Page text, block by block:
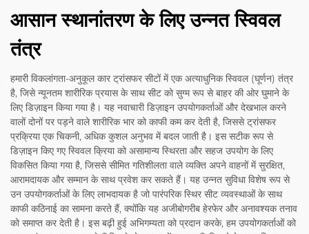
आसान स्थानांतरण के लिए उन्नत स्विवल
तंत्र
हमारी विकलांगता-अनुकूल कार ट्रांसफर सीटों में एक अत्याधुनिक स्विवल (घूर्णन) तंत्र
है, जिसे न्यूनतम शारीरिक प्रयास के साथ सीट को सुग्म रूप से बाहर की ओर घुमाने के
लिए डिज़ाइन किया गया है। यह नवाचारी डिज़ाइन उपयोगकर्ताओं और देखभाल करने
वालों दोनों पर पड़ने वाले शारीरिक भार को काफी कम कर देती है, जिससे ट्रांसफर
प्रक्रिया एक चिकनी, अधिक कुशल अनुभव में बदल जाती है। इस सटीक रूप से
डिज़ाइन किए गए स्विवल क्रिया को असामान्य स्थिरता और सहज उपयोग के लिए
विकसित किया गया है, जिससे सीमित गतिशीलता वाले व्यक्ति अपने वाहनों में सुरक्षित,
आरामदायक और सम्मान के साथ प्रवेश कर सकते हैं। यह उन्नत सुविधा विशेष रूप से
उन उपयोगकर्ताओं के लिए लाभदायक है जो पारंपरिक स्थिर सीट व्यवस्थाओं के साथ
काफी कठिनाई का सामना करते हैं, क्योंकि यह अजीबोगरीब हेरफेर और अनावश्यक तनाव
को समाप्त कर देती है। इस बढ़ी हुई अभिगम्यता को प्रदान करके, हम उपयोगकर्ताओं को